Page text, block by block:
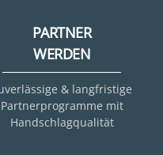
PARTNER
WERDEN
& langfristige
Partnerprogramme mit
Handschlagqualität